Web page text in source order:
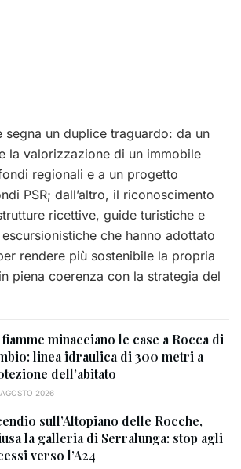
segna un duplice traguardo: da un
la valorizzazione di un immobile
regionali e a un progetto
PSR; dall’altro, il riconoscimento
ricettive, guide turistiche e
che hanno adottato
rendere più sostenibile la propria
piena coerenza con la strategia del
minacciano le case a Rocca di
linea idraulica di 300 metri a
dell’abitato
2026
sull’Altopiano delle Rocche,
la galleria di Serralunga: stop agli
verso l’A24